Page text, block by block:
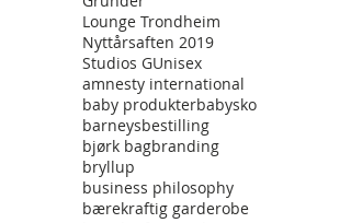
Lounge Trondheim
Nyttårsaften 2019
Studios GUnisex
amnesty international
baby produkterbabysko
barneysbestilling
bjørk bagbranding
bryllup
business philosophy
bærekraftig garderobe